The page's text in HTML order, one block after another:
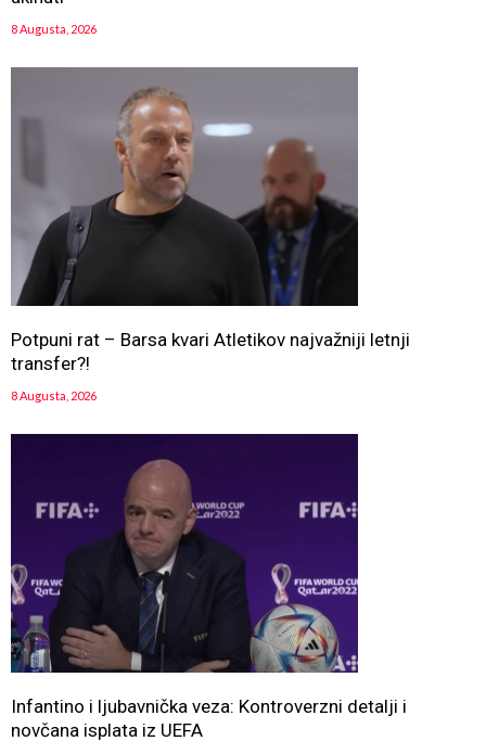
8 Augusta, 2026
Potpuni rat – Barsa kvari Atletikov najvažniji letnji
transfer?!
8 Augusta, 2026
Infantino i ljubavnička veza: Kontroverzni detalji i
novčana isplata iz UEFA